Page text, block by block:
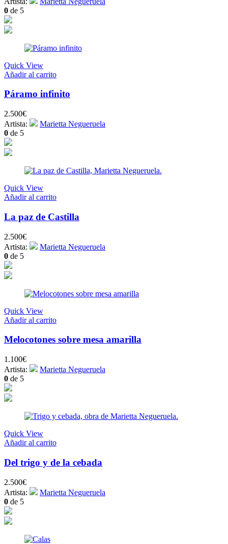
0 de 5
Quick View
Añadir al carrito
Páramo infinito
2.500€
Artista:
Marietta Negueruela
0 de 5
Quick View
Añadir al carrito
La paz de Castilla
2.500€
Artista:
Marietta Negueruela
0 de 5
Quick View
Añadir al carrito
Melocotones sobre mesa amarilla
1.100€
Artista:
Marietta Negueruela
0 de 5
Quick View
Añadir al carrito
Del trigo y de la cebada
2.500€
Artista:
Marietta Negueruela
0 de 5